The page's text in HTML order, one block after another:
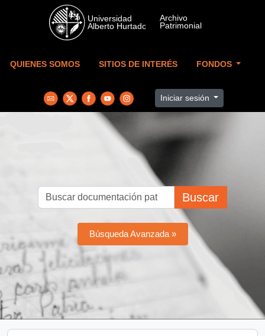
Skip to main content
QUIENES SOMOS SITIOS DE INTERÉS FONDOS
Iniciar sesión
Buscar
Búsqueda Avanzada »